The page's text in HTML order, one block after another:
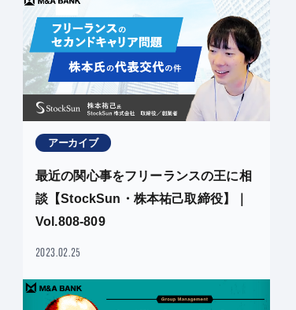
アーカイブ
最近の関心事をフリーランスの王に相
談【StockSun・株本祐己取締役】｜
Vol.808-809
2023.02.25